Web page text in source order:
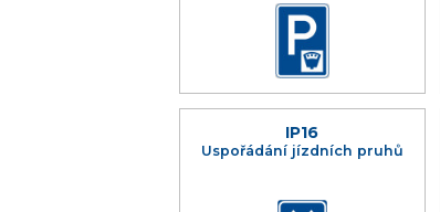
IP16
Uspořádání jízdních pruhů